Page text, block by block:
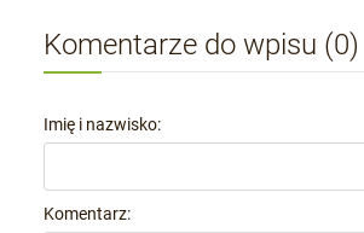
Komentarze do wpisu (0)
Imię i nazwisko:
Komentarz: